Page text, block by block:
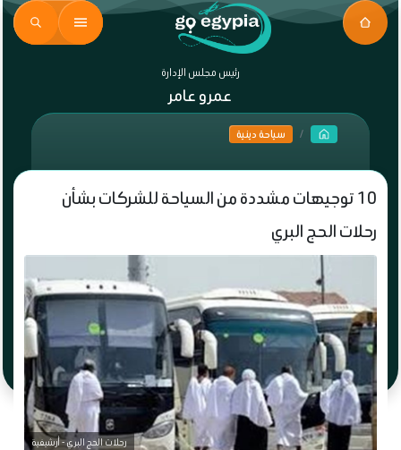
رئيس مجلس الإدارة
عمرو عامر
سياحة دينية
10 توجيهات مشددة من السياحة للشركات بشأن
رحلات الحج البري
رحلات الحج البري - أرشيفية